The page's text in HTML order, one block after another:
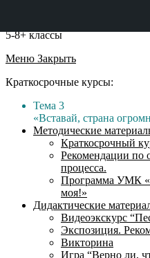
5-8+ классы
Меню Закрыть
Краткосрочные курсы:
Тема 3
«Вставай, страна
Методические
Краткосрочный
Рекомендации по
процесса.
Программа УМК
моя!»
Дидактические
Видеоэкскурс
Экспозиция.
Викторина
Игра “Верно ли,